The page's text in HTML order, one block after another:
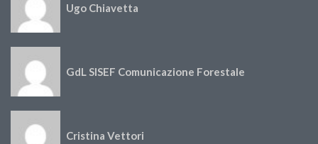
Ugo Chiavetta
GdL SISEF Comunicazione Forestale
Cristina Vettori